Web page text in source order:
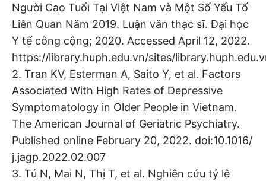
Người Cao Tuổi Tại Việt Nam và Một Số Yếu Tố
Liên Quan Năm 2019. Luận văn thạc sĩ. Đại học
Y tế công cộng; 2020. Accessed April 12, 2022.
https://library.huph.edu.vn/sites/
2. Tran KV, Esterman A, Saito Y, et al. Factors
Associated With High Rates of Depressive
Symptomatology in Older People in Vietnam.
The American Journal of Geriatric Psychiatry.
Published online February 20, 2022. doi:10.1016/
j.jagp.2022.02.007
3. Tú N, Mai N, Thị T, et al. Nghiên cứu tỷ lệ